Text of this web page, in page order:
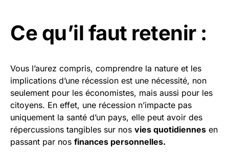
Ce qu’il faut retenir :
Vous l’aurez compris, comprendre la nature et les
implications d’une récession est une nécessité, non
seulement pour les économistes, mais aussi pour les
citoyens. En effet, une récession n’impacte pas
uniquement la santé d’un pays, elle peut avoir des
répercussions tangibles sur nos vies quotidiennes en
passant par nos finances personnelles.